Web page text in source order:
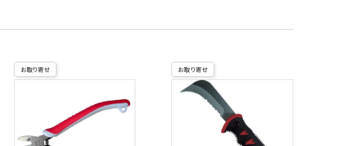
お取り寄せ お取り寄せ